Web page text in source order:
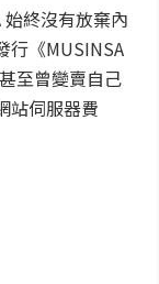
終沒有放棄內
行《MUSINSA
至曾變賣自己
站伺服器費